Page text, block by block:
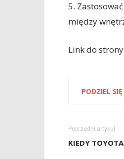
5.
między
Link do
PODZIEL SIĘ
Poprzedni artykuł
KIEDY